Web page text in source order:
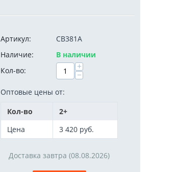
Артикул:
CB381A
Наличие:
В наличии
Кол-во:
+
−
Оптовые цены от:
Кол-во
2+
Цена
3 420 руб.
Доставка завтра (08.08.2026)